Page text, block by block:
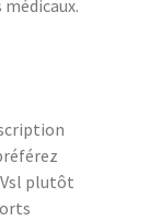
plutôt